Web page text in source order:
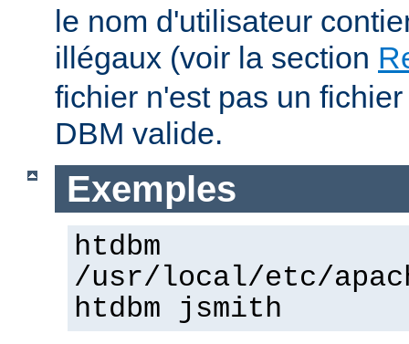
le nom d'utilisateur
illégaux (voir la section
fichier n'est pas un
DBM valide.
Exemples
htdbm
/usr/local/etc/
htdbm jsmith